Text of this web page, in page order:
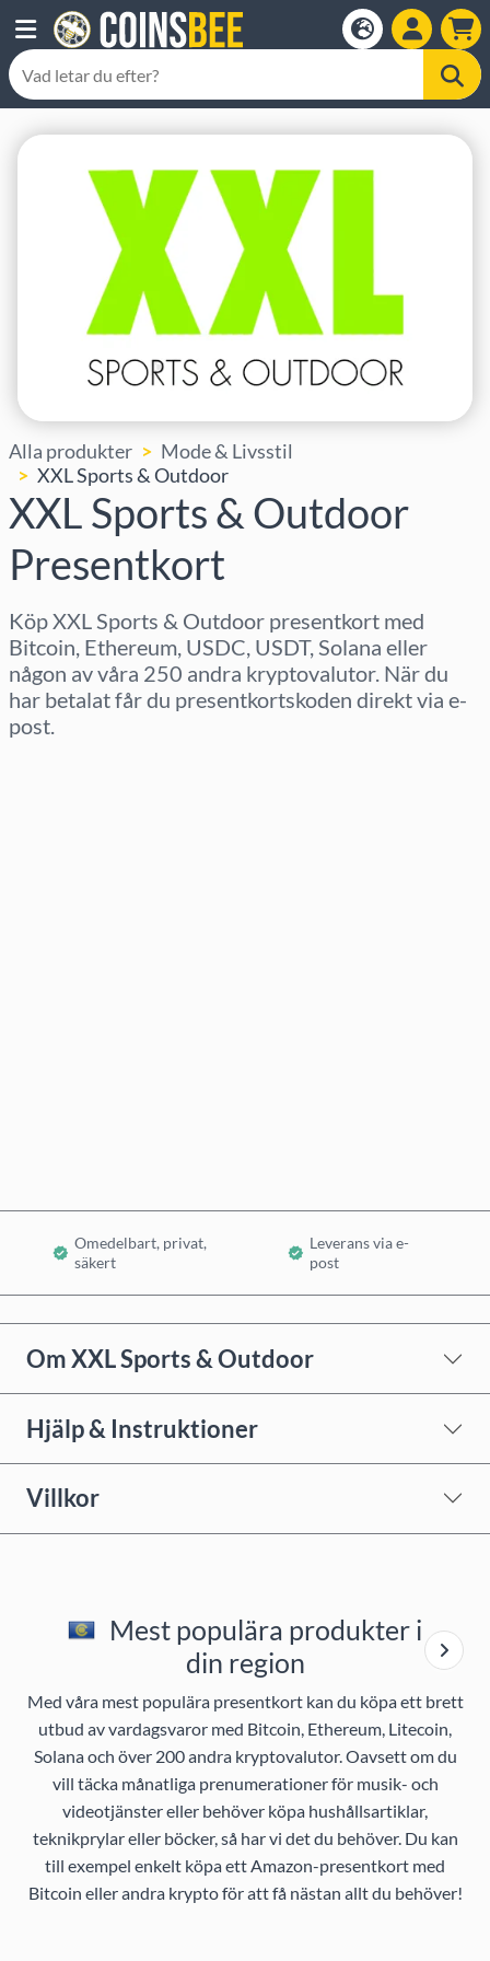
Alla produkter
Mode & Livsstil
XXL Sports & Outdoor
XXL Sports & Outdoor
Presentkort
Köp XXL Sports & Outdoor presentkort med
Bitcoin, Ethereum, USDC, USDT, Solana eller
någon av våra 250 andra kryptovalutor. När du
har betalat får du presentkortskoden direkt via e-
post.
Omedelbart, privat,
säkert
Leverans via e-
post
Om XXL Sports & Outdoor
Hjälp & Instruktioner
Villkor
Mest populära produkter i
din region
Med våra mest populära presentkort kan du köpa ett brett
utbud av vardagsvaror med Bitcoin, Ethereum, Litecoin,
Solana och över 200 andra kryptovalutor. Oavsett om du
vill täcka månatliga prenumerationer för musik- och
videotjänster eller behöver köpa hushållsartiklar,
teknikprylar eller böcker, så har vi det du behöver. Du kan
till exempel enkelt köpa ett Amazon-presentkort med
Bitcoin eller andra krypto för att få nästan allt du behöver!